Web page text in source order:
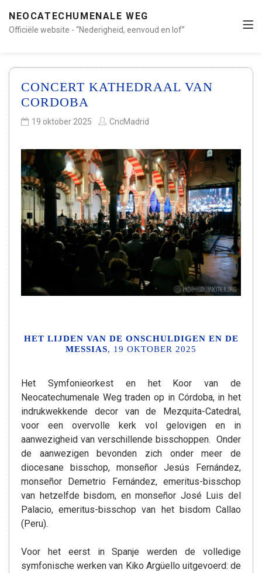
NEOCATECHUMENALE WEG
Officiële website - “Nederigheid, eenvoud en lof”
CONCERT KATHEDRAAL VAN
CORDOBA
19 oktober 2025 CncMadrid
HET LIJDEN VAN DE ONSCHULDIGEN EN DE
MESSIAS, 19 OKTOBER 2025
Het Symfonieorkest en het Koor van de
Neocatechumenale Weg traden op in Córdoba, in het
indrukwekkende decor van de Mezquita-Catedral,
voor een overvolle kerk vol gelovigen en in
aanwezigheid van verschillende bisschoppen. Onder
de aanwezigen bevonden zich onder meer de
diocesane bisschop, monseñor Jesús Fernández,
monseñor Demetrio Fernández, emeritus-bisschop
van hetzelfde bisdom, en monseñor José Luis del
Palacio, emeritus-bisschop van het bisdom Callao
(Peru).
Voor het eerst in Spanje werden de volledige
symfonische werken van Kiko Argüello uitgevoerd: de